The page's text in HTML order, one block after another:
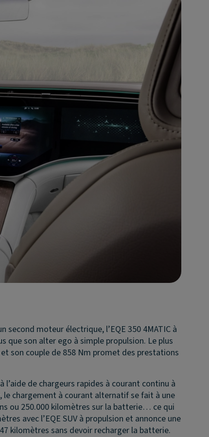
second moteur électrique, l’EQE 350 4MATIC à
que son alter ego à simple propulsion. Le plus
et son couple de 858 Nm promet des prestations
l’aide de chargeurs rapides à courant continu à
le chargement à courant alternatif se fait à une
ou 250.000 kilomètres sur la batterie… ce qui
avec l’EQE SUV à propulsion et annonce une
kilomètres sans devoir recharger la batterie.